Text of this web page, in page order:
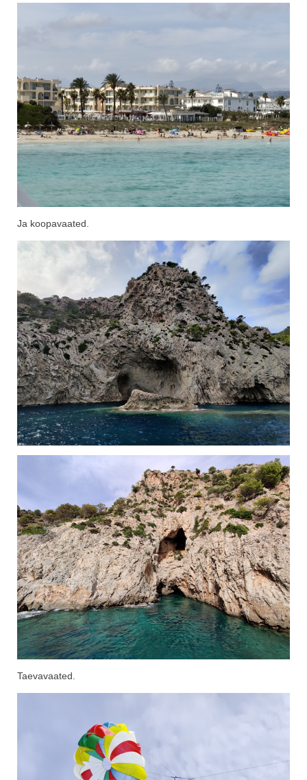
Ja koopavaated.
Taevavaated.